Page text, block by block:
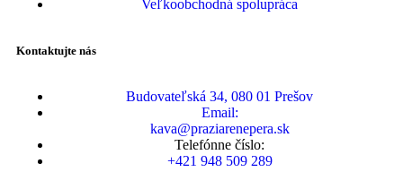
Veľkoobchodná spolupráca
Kontaktujte nás
Budovateľská 34, 080 01 Prešov
Email:
kava@praziarenepera.sk
Telefónne číslo:
+421 948 509 289